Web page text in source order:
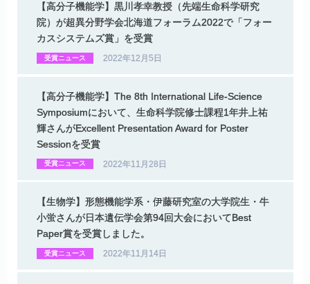
【高分子機能学】 黒川孝幸教授（先端生命科学研究
院） が超異分野学会北海道フォーラム2022で「フォー
カスシステムズ賞」を受賞
受賞ニュース 2022年12月5日
【高分子機能学】 The 8th International Life-Science
Symposiumにおいて、 生命科学院修士課程1年井上祐
輝さんがExcellent Presentation Award for Poster
Sessionを受賞
受賞ニュース 2022年11月28日
【生物学】 形態機能学系・ 伊藤研究室の大学院生・ 牛
小蛍さんが日本遺伝学会第94回大会においてBest
Paper賞を受賞しました。
受賞ニュース 2022年11月14日